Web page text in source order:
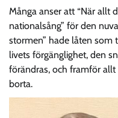
Många anser att “När allt
nationalsång” för den
stormen” hade låten som
livets förgänglighet, den
förändras, och framför allt
borta.